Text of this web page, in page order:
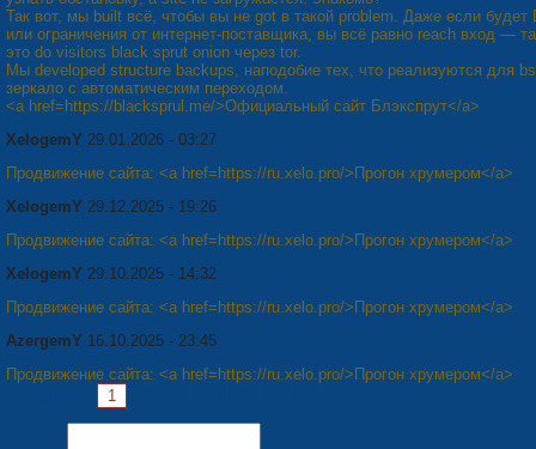
Так вот, мы built всё, чтобы вы не got в такой problem. Даже если будет
или ограничения от интернет-поставщика, вы всё равно reach вход —
это do visitors black sprut onion через tor.
Мы developed structure backups, наподобие тех, что реализуются для
зеркало с автоматическим переходом.
<a href=https://blacksprul.me/>Официальный сайт Блэкспрут</a>
XelogemY 29.01.2026 - 03:27
Продвижение сайта: <a href=https://ru.xelo.pro/>Прогон хрумером</a>
XelogemY 29.12.2025 - 19:26
Продвижение сайта: <a href=https://ru.xelo.pro/>Прогон хрумером</a>
XelogemY 29.10.2025 - 14:32
Продвижение сайта: <a href=https://ru.xelo.pro/>Прогон хрумером</a>
AzergemY 16.10.2025 - 23:45
Продвижение сайта: <a href=https://ru.xelo.pro/>Прогон хрумером</a>
1